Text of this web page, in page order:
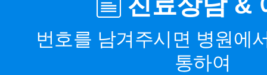
번호를 남겨주시면 병원에
통하여